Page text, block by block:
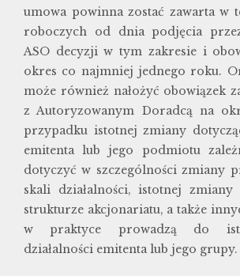
umowa powinna zostać zawarta w
roboczych od dnia podjęcia
ASO decyzji w tym zakresie i
okres co najmniej jednego roku.
może również nałożyć obowiązek
z Autoryzowanym Doradcą na
przypadku istotnej zmiany
emitenta lub jego podmiotu
dotyczyć w szczególności zmiany
skali działalności, istotnej zmiany
strukturze akcjonariatu, a także
w praktyce prowadzą do
działalności emitenta lub jego grupy.